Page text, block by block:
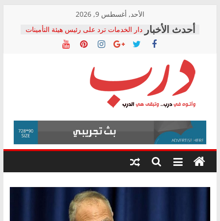
content
الأحد, أغسطس 9, 2026
دار الخدمات ترد على رئيس هيئة التأمينات
بعد مؤتمره الصحفي: إنكار الأزمة لا ينهي
معاناة أصحاب المعاشات.. ونطالب بكشف
فرحات سليمان يكتب: القطاع الصحي إلى
أين؟
حزب التحالف الشعبي يطلق لجنة “الحق
في الصحة” بالإسكندرية لرصد الانتهاكات
ودعم المرضى
الوزاري لمدينة الصحفيين.. وانتهاء أعمال
إنشاء المبنى الإداري
المجلس القومي لحقوق الإنسان يعلن
متابعة قضية الدكتور محمد زهران.. ويؤكد:
قرينة البراءة وضمانات المحاكمة العادلة
درب
وأتوه
درب..
وتبقى
هي